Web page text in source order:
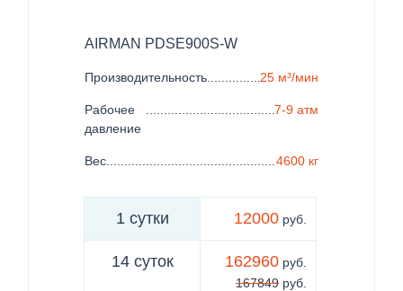
AIRMAN PDSE900S-W
Производительность 25 м³/мин
Рабочее
давление
7-9 атм
Вес 4600 кг
1 сутки 12000 руб.
14 суток 162960 руб.
167849 руб.